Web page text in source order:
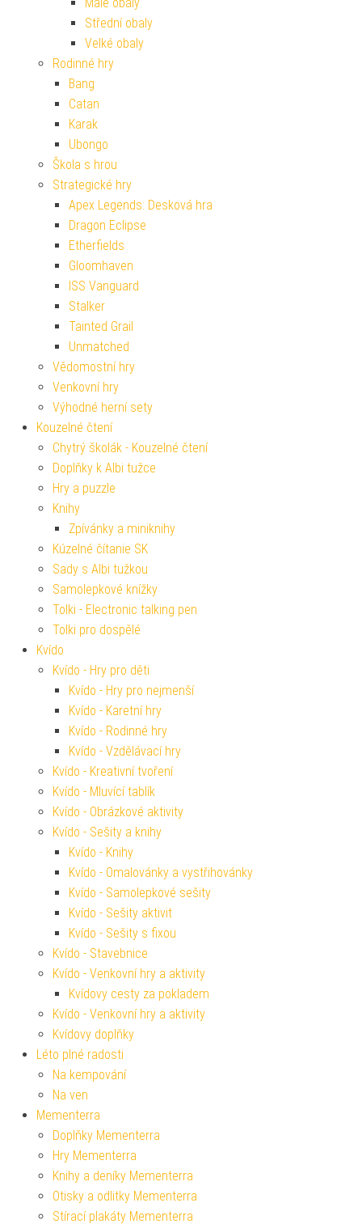
Střední obaly
Velké obaly
Rodinné hry
Bang
Catan
Karak
Ubongo
Škola s hrou
Strategické hry
Apex Legends: Desková hra
Dragon Eclipse
Etherfields
Gloomhaven
ISS Vanguard
Stalker
Tainted Grail
Unmatched
Vědomostní hry
Venkovní hry
Výhodné herní sety
Kouzelné čtení
Chytrý školák - Kouzelné čtení
Doplňky k Albi tužce
Hry a puzzle
Knihy
Zpívánky a miniknihy
Kúzelné čítanie SK
Sady s Albi tužkou
Samolepkové knížky
Tolki - Electronic talking pen
Tolki pro dospělé
Kvído
Kvído - Hry pro děti
Kvído - Hry pro nejmenší
Kvído - Karetní hry
Kvído - Rodinné hry
Kvído - Vzdělávací hry
Kvído - Kreativní tvoření
Kvído - Mluvící tablík
Kvído - Obrázkové aktivity
Kvído - Sešity a knihy
Kvído - Knihy
Kvído - Omalovánky a vystřihovánky
Kvído - Samolepkové sešity
Kvído - Sešity aktivit
Kvído - Sešity s fixou
Kvído - Stavebnice
Kvído - Venkovní hry a aktivity
Kvídovy cesty za pokladem
Kvído - Venkovní hry a aktivity
Kvídovy doplňky
Léto plné radosti
Na kempování
Na ven
Mementerra
Doplňky Mementerra
Hry Mementerra
Knihy a deníky Mementerra
Otisky a odlitky Mementerra
Stírací plakáty Mementerra